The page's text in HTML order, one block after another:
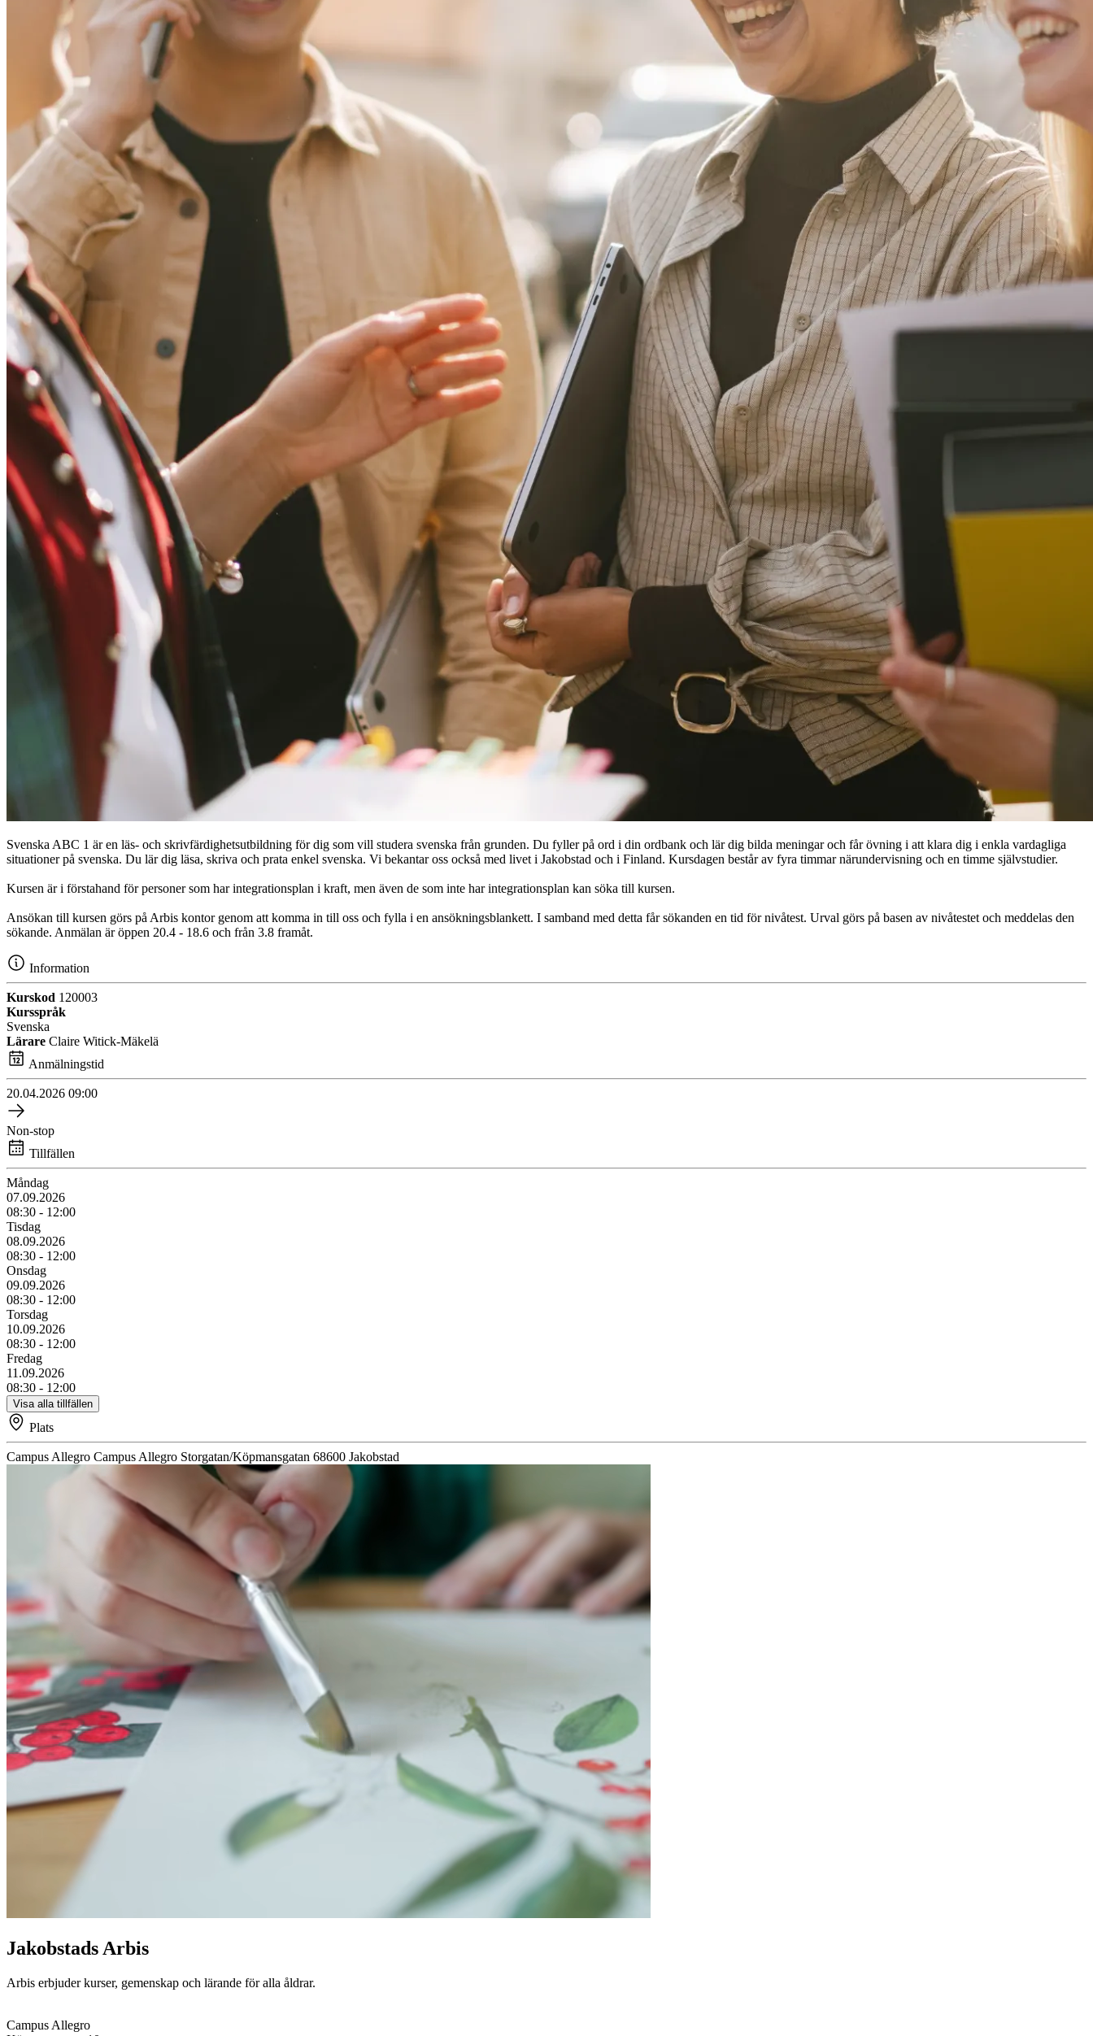
Svenska ABC 1 är en läs- och skrivfärdighetsutbildning för dig som vill studera svenska från grunden. Du fyller på ord i din ordbank och lär dig bilda meningar och får övning i att klara dig i enkla vardagliga
situationer på svenska. Du lär dig läsa, skriva och prata enkel svenska. Vi bekantar oss också med livet i Jakobstad och i Finland. Kursdagen består av fyra timmar närundervisning och en timme självstudier.
Kursen är i förstahand för personer som har integrationsplan i kraft, men även de som inte har integrationsplan kan söka till kursen.
Ansökan till kursen görs på Arbis kontor genom att komma in till oss och fylla i en ansökningsblankett. I samband med detta får sökanden en tid för nivåtest. Urval görs på basen av nivåtestet och meddelas den
sökande. Anmälan är öppen 20.4 - 18.6 och från 3.8 framåt.
Information
Kurskod 120003
Kursspråk
Svenska
Lärare Claire Witick-Mäkelä
Anmälningstid
20.04.2026 09:00
Non-stop
Tillfällen
Måndag
07.09.2026
08:30 - 12:00
Tisdag
08.09.2026
08:30 - 12:00
Onsdag
09.09.2026
08:30 - 12:00
Torsdag
10.09.2026
08:30 - 12:00
Fredag
11.09.2026
08:30 - 12:00
Visa alla tillfällen
Plats
Campus Allegro Campus Allegro Storgatan/Köpmansgatan 68600 Jakobstad
Jakobstads Arbis
Arbis erbjuder kurser, gemenskap och lärande för alla åldrar.
Campus Allegro